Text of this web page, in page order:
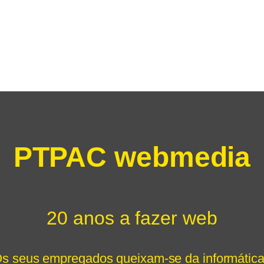
PTPAC webmedia
20 anos a fazer web
seus empregados queixam-se da